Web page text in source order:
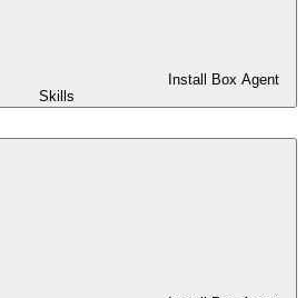
Install Box Agent
Skills